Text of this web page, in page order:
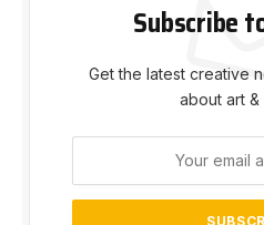
Subscribe
Get the latest creative
about art &